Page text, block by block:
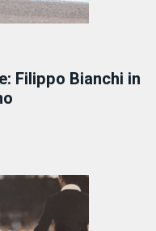
Filippo Bianchi in